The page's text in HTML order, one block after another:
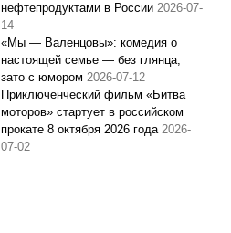
нефтепродуктами в России 2026-07-
14
«Мы — Валенцовы»: комедия о
настоящей семье — без глянца,
зато с юмором 2026-07-12
Приключенческий фильм «Битва
моторов» стартует в российском
прокате 8 октября 2026 года 2026-
07-02